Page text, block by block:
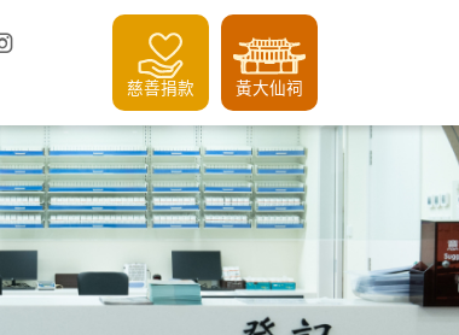
慈善捐款 黃大仙祠